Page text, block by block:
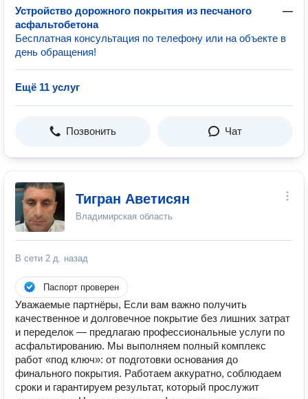
Устройство дорожного покрытия из песчаного
асфальтобетона
—
Бесплатная консультация по телефону или на объекте в
день обращения!
Ещё 11 услуг
Позвонить Чат
Тигран Аветисян
Владимирская область
В сети 2 д. назад
Паспорт проверен
Уважаемые партнёры, Если вам важно получить
качественное и долговечное покрытие без лишних затрат
и переделок — предлагаю профессиональные услуги по
асфальтированию. Мы выполняем полный комплекс
работ «под ключ»: от подготовки основания до
финального покрытия. Работаем аккуратно, соблюдаем
сроки и гарантируем результат, который прослужит